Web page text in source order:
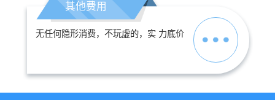
其他费用
无任何隐形消费，不玩虚的，实 力底价